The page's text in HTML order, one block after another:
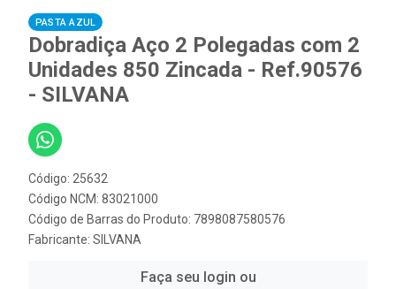
PASTA AZUL
Dobradiça Aço 2 Polegadas com 2
Unidades 850 Zincada - Ref.90576
- SILVANA
Código: 25632
Código NCM: 83021000
Código de Barras do Produto: 7898087580576
Fabricante: SILVANA
Faça seu login ou